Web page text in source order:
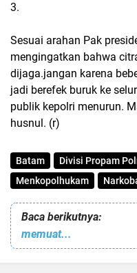
3.
Sesuai arahan Pak
mengingatkan bahwa
dijaga.jangan karena
jadi berefek buruk ke
publik kepolri menurun.
husnul. (r)
Batam Divisi Propam
Menkopolhukam
Baca berikutnya:
memuat...